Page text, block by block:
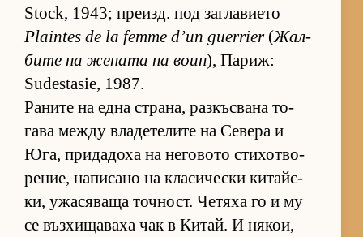
Stock, 1943; пре­изд. под заг­ла­ви­ето
Plaintes de la femme d’un guerrier(Жал­
бите на же­ната на воин), Па­риж:
Sudestasie, 1987.
Ра­ните на една стра­на, раз­къс­вана то­
гава между вла­де­те­лите на Се­вера и
Юга, при­да­доха на не­го­вото сти­хот­во­
ре­ние, на­пи­сано на кла­си­чески ки­тайс­
ки, ужа­ся­ваща точ­ност. Че­тяха го и му
се въз­хи­ща­ваха чак в Ки­тай. И ня­кои,